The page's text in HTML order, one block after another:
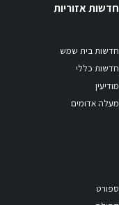
חדשות אזוריות
חדשות בית שמש
חדשות כללי
מודיעין
מעלה אדומים
ספורט